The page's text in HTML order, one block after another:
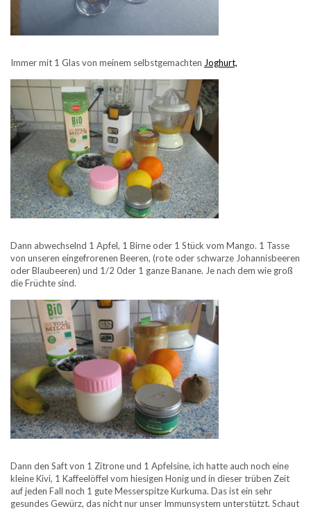
Immer mit 1 Glas von meinem selbstgemachten Joghurt,
Dann abwechselnd 1 Apfel, 1 Birne oder 1 Stück vom Mango. 1 Tasse
von unseren eingefrorenen Beeren, (rote oder schwarze Johannisbeeren
oder Blaubeeren) und 1/2 0der 1 ganze Banane. Je nach dem wie groß
die Früchte sind.
Dann den Saft von 1 Zitrone und 1 Apfelsine, ich hatte auch noch eine
kleine Kivi, 1 Kaffeelöffel vom hiesigen Honig und in dieser trüben Zeit
auf jeden Fall noch 1 gute Messerspitze Kurkuma. Das ist ein sehr
gesundes Gewürz, das nicht nur unser Immunsystem unterstützt. Schaut